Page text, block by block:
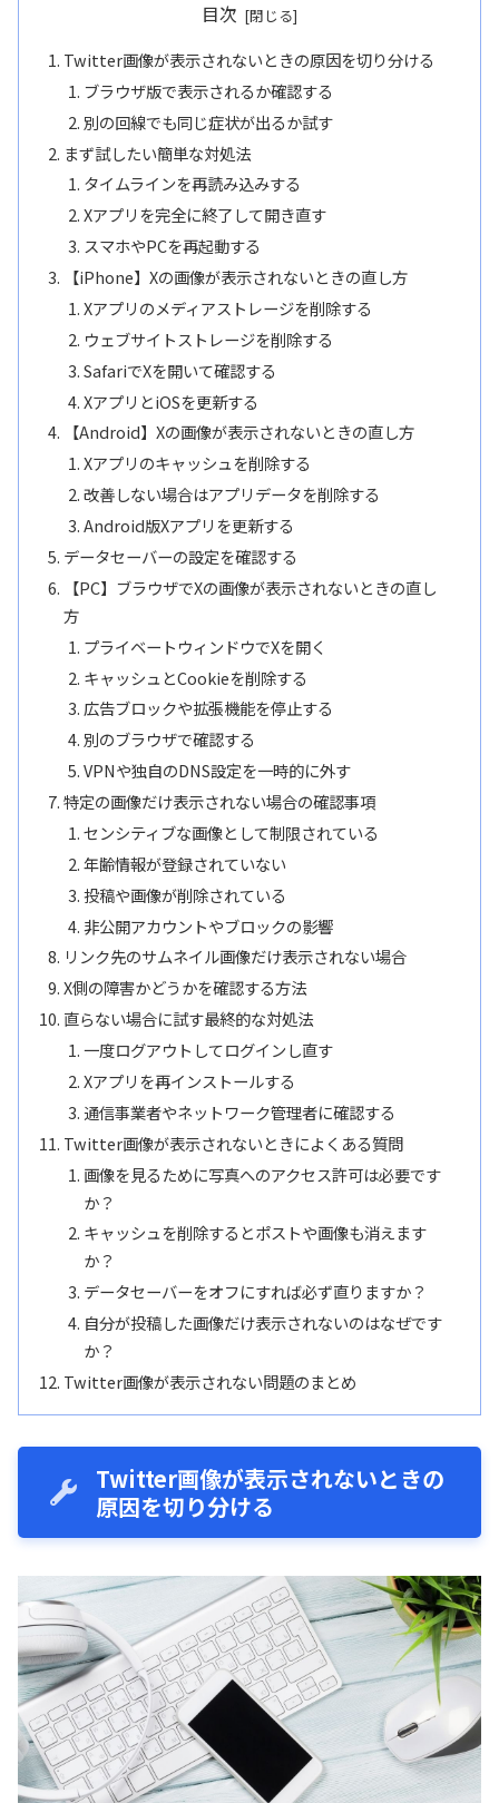
目次
Twitter画像が表示されないときの原因を切り分ける
ブラウザ版で表示されるか確認する
別の回線でも同じ症状が出るか試す
まず試したい簡単な対処法
タイムラインを再読み込みする
Xアプリを完全に終了して開き直す
スマホやPCを再起動する
【iPhone】Xの画像が表示されないときの直し方
Xアプリのメディアストレージを削除する
ウェブサイトストレージを削除する
SafariでXを開いて確認する
XアプリとiOSを更新する
【Android】Xの画像が表示されないときの直し方
Xアプリのキャッシュを削除する
改善しない場合はアプリデータを削除する
Android版Xアプリを更新する
データセーバーの設定を確認する
【PC】ブラウザでXの画像が表示されないときの直し
方
プライベートウィンドウでXを開く
キャッシュとCookieを削除する
広告ブロックや拡張機能を停止する
別のブラウザで確認する
VPNや独自のDNS設定を一時的に外す
特定の画像だけ表示されない場合の確認事項
センシティブな画像として制限されている
年齢情報が登録されていない
投稿や画像が削除されている
非公開アカウントやブロックの影響
リンク先のサムネイル画像だけ表示されない場合
X側の障害かどうかを確認する方法
直らない場合に試す最終的な対処法
一度ログアウトしてログインし直す
Xアプリを再インストールする
通信事業者やネットワーク管理者に確認する
Twitter画像が表示されないときによくある質問
画像を見るために写真へのアクセス許可は必要です
か？
キャッシュを削除するとポストや画像も消えます
か？
データセーバーをオフにすれば必ず直りますか？
自分が投稿した画像だけ表示されないのはなぜです
か？
Twitter画像が表示されない問題のまとめ
Twitter画像が表示されないときの
原因を切り分ける